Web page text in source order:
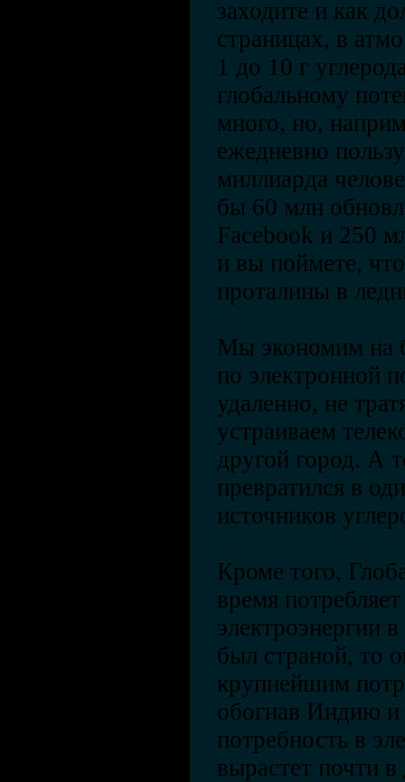
заходите и как
страницах, в
1 до 10 г
глобальному
много, но,
ежедневно
миллиарда
бы 60 млн
Facebook и 250
и вы поймете,
проталины в
Мы экономим на
по электронной
удаленно, не
устраиваем
другой город. А
превратился в
источников
Кроме того,
время
электроэнергии
был страной, то
крупнейшим
обогнав Индию
потребность в
вырастет почти в